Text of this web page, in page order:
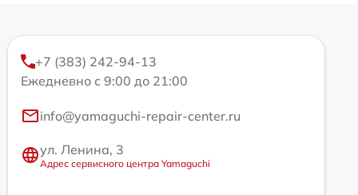
+7 (383) 242-94-13
Ежедневно с 9:00 до 21:00
info@yamaguchi-repair-center.ru
ул. Ленина, 3
Адрес сервисного центра Yamaguchi